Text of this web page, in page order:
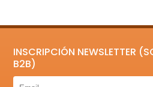
INSCRIPCIÓN NEWSLETTER
B2B)